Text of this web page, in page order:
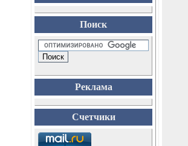
Поиск
Реклама
Счетчики